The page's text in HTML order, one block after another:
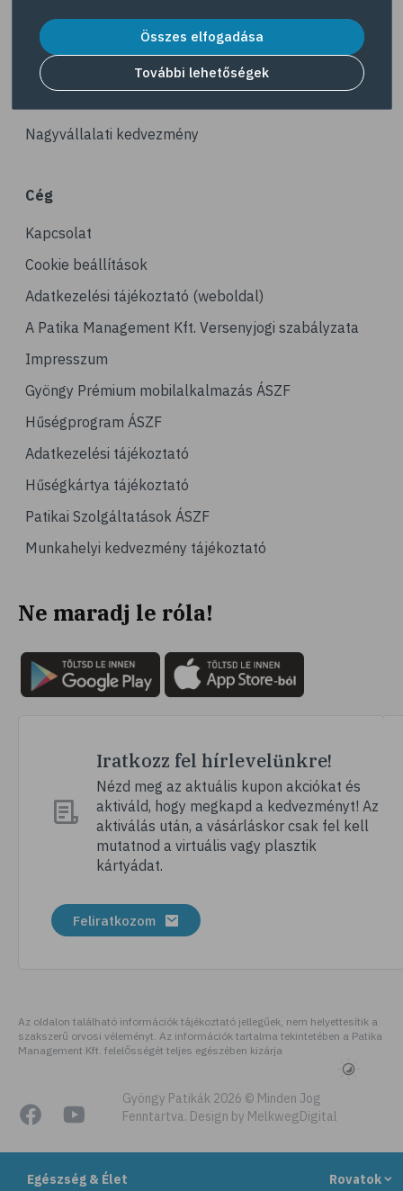
Egészség & Élet Rovatok
# stresszcsökkentés
# gyaloglás
# ízületi gyulladás
# tornagyakorlatok
# edzés
# fizikai aktivitás
# gyorsgyaloglás
# relaxáció
# sportolás
# sípálya
# sífutás
# curling
# Egészség
# immunrendszer
# izomerősítés
# utazás
# nyaralás
# szúnyog
# szúnyogcsípés
# tábor
# nyári tábor
# csomagolás
# felszerelés
# folyadékfogyasztás
# strandolás
# strandétel
# kalória
# hányinger
Dermokozmetikumok
Gyöngy Patika Magazin
Nagyvállalati kedvezmény
Cég
Kapcsolat
Cookie beállítások
Adatkezelési tájékoztató (weboldal)
A Patika Management Kft. Versenyjogi szabályzata
Impresszum
Gyöngy Prémium mobilalkalmazás ÁSZF
Hűségprogram ÁSZF
Adatkezelési tájékoztató
Hűségkártya tájékoztató
Patikai Szolgáltatások ÁSZF
Munkahelyi kedvezmény tájékoztató
Ne maradj le róla!
Iratkozz fel hírlevelünkre!
Nézd meg az aktuális kupon akciókat és
aktiváld, hogy megkapd a kedvezményt! Az
aktiválás után, a vásárláskor csak fel kell
mutatnod a virtuális vagy plasztik
kártyádat.
Feliratkozom
Az oldalon található információk tájékoztató jellegűek, nem helyettesítik a
szakszerű orvosi véleményt. Az információk tartalma tekintetében a Patika
Management Kft. felelősségét teljes egészében kizárja
Gyöngy Patikák 2026 © Minden Jog
Fenntartva. Design by MelkwegDigital
Összes elfogadása
További lehetőségek